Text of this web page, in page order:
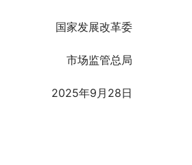
国家发展改革委
市场监管总局
2025年9月28日